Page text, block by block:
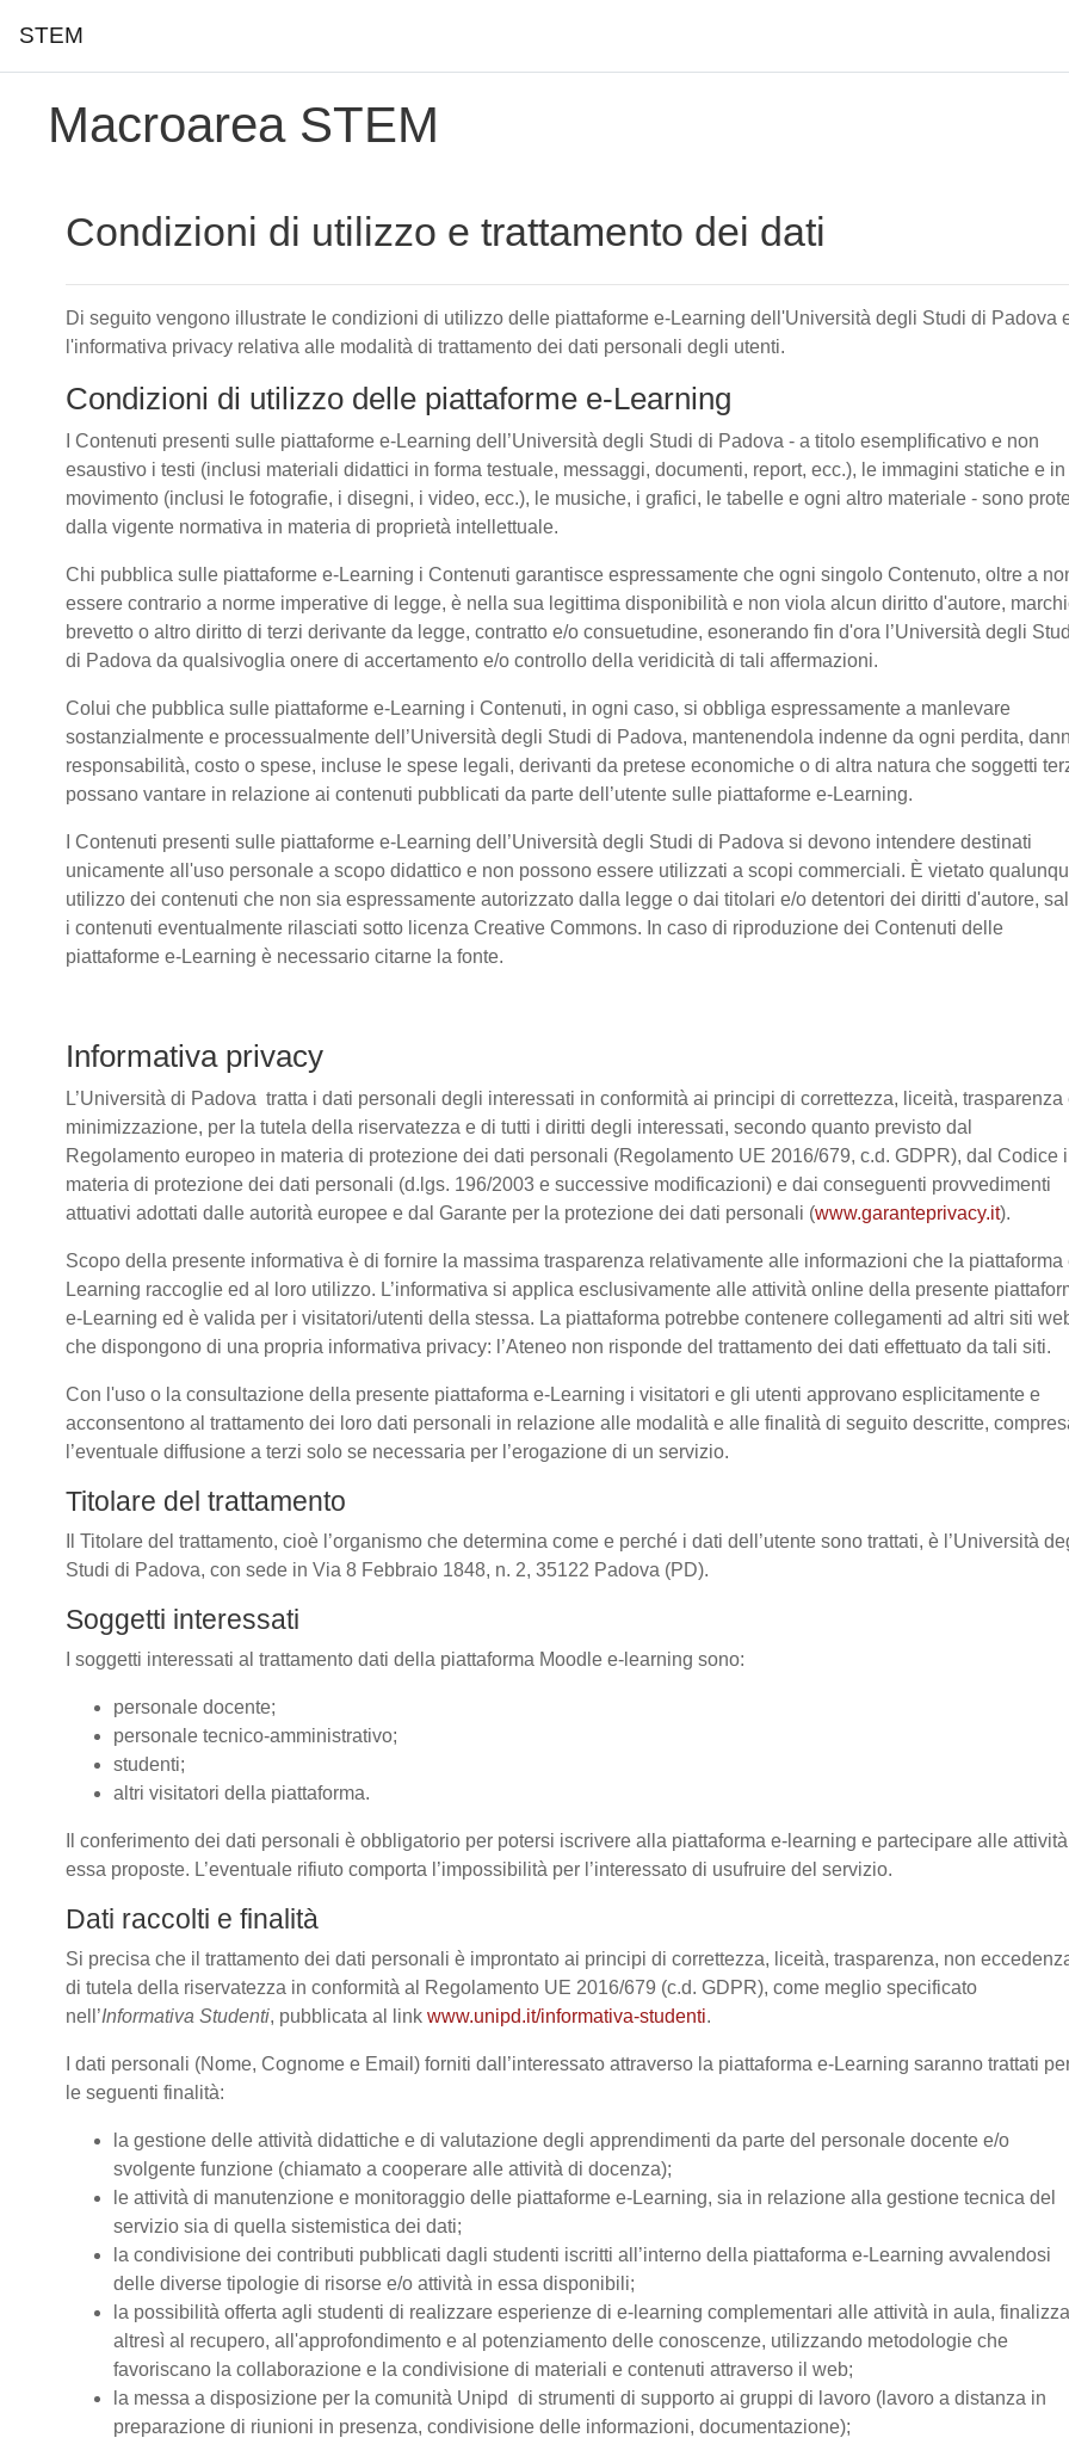
STEM
Macroarea STEM
Condizioni di utilizzo e trattamento dei dati
Di seguito vengono illustrate le condizioni di utilizzo delle piattaforme e-Learning dell'Università degli Studi di Padova
l'informativa privacy relativa alle modalità di trattamento dei dati personali degli utenti.
Condizioni di utilizzo delle piattaforme e-Learning
I Contenuti presenti sulle piattaforme e-Learning dell’Università degli Studi di Padova - a titolo esemplificativo e non
esaustivo i testi (inclusi materiali didattici in forma testuale, messaggi, documenti, report, ecc.), le immagini statiche e in
movimento (inclusi le fotografie, i disegni, i video, ecc.), le musiche, i grafici, le tabelle e ogni altro materiale - sono
dalla vigente normativa in materia di proprietà intellettuale.
Chi pubblica sulle piattaforme e-Learning i Contenuti garantisce espressamente che ogni singolo Contenuto, oltre a
essere contrario a norme imperative di legge, è nella sua legittima disponibilità e non viola alcun diritto d'autore,
brevetto o altro diritto di terzi derivante da legge, contratto e/o consuetudine, esonerando fin d'ora l’Università degli
di Padova da qualsivoglia onere di accertamento e/o controllo della veridicità di tali affermazioni.
Colui che pubblica sulle piattaforme e-Learning i Contenuti, in ogni caso, si obbliga espressamente a manlevare
sostanzialmente e processualmente dell’Università degli Studi di Padova, mantenendola indenne da ogni perdita,
responsabilità, costo o spese, incluse le spese legali, derivanti da pretese economiche o di altra natura che soggetti
possano vantare in relazione ai contenuti pubblicati da parte dell’utente sulle piattaforme e-Learning.
I Contenuti presenti sulle piattaforme e-Learning dell’Università degli Studi di Padova si devono intendere destinati
unicamente all'uso personale a scopo didattico e non possono essere utilizzati a scopi commerciali. È vietato
utilizzo dei contenuti che non sia espressamente autorizzato dalla legge o dai titolari e/o detentori dei diritti d'autore,
i contenuti eventualmente rilasciati sotto licenza Creative Commons. In caso di riproduzione dei Contenuti delle
piattaforme e-Learning è necessario citarne la fonte.
Informativa privacy
L’Università di Padova tratta i dati personali degli interessati in conformità ai principi di correttezza, liceità, trasparenza
minimizzazione, per la tutela della riservatezza e di tutti i diritti degli interessati, secondo quanto previsto dal
Regolamento europeo in materia di protezione dei dati personali (Regolamento UE 2016/679, c.d. GDPR), dal Codice
materia di protezione dei dati personali (d.lgs. 196/2003 e successive modificazioni) e dai conseguenti provvedimenti
attuativi adottati dalle autorità europee e dal Garante per la protezione dei dati personali (www.garanteprivacy.it).
Scopo della presente informativa è di fornire la massima trasparenza relativamente alle informazioni che la piattaforma
Learning raccoglie ed al loro utilizzo. L’informativa si applica esclusivamente alle attività online della presente
e-Learning ed è valida per i visitatori/utenti della stessa. La piattaforma potrebbe contenere collegamenti ad altri siti
che dispongono di una propria informativa privacy: l’Ateneo non risponde del trattamento dei dati effettuato da tali siti.
Con l'uso o la consultazione della presente piattaforma e-Learning i visitatori e gli utenti approvano esplicitamente e
acconsentono al trattamento dei loro dati personali in relazione alle modalità e alle finalità di seguito descritte,
l’eventuale diffusione a terzi solo se necessaria per l’erogazione di un servizio.
Titolare del trattamento
Il Titolare del trattamento, cioè l’organismo che determina come e perché i dati dell’utente sono trattati, è l’Università
Studi di Padova, con sede in Via 8 Febbraio 1848, n. 2, 35122 Padova (PD).
Soggetti interessati
I soggetti interessati al trattamento dati della piattaforma Moodle e-learning sono:
personale docente;
personale tecnico-amministrativo;
studenti;
altri visitatori della piattaforma.
Il conferimento dei dati personali è obbligatorio per potersi iscrivere alla piattaforma e-learning e partecipare alle
essa proposte. L’eventuale rifiuto comporta l’impossibilità per l’interessato di usufruire del servizio.
Dati raccolti e finalità
Si precisa che il trattamento dei dati personali è improntato ai principi di correttezza, liceità, trasparenza, non
di tutela della riservatezza in conformità al Regolamento UE 2016/679 (c.d. GDPR), come meglio specificato
nell’Informativa Studenti, pubblicata al link www.unipd.it/informativa-studenti.
I dati personali (Nome, Cognome e Email) forniti dall’interessato attraverso la piattaforma e-Learning saranno trattati
le seguenti finalità:
la gestione delle attività didattiche e di valutazione degli apprendimenti da parte del personale docente e/o
svolgente funzione (chiamato a cooperare alle attività di docenza);
le attività di manutenzione e monitoraggio delle piattaforme e-Learning, sia in relazione alla gestione tecnica del
servizio sia di quella sistemistica dei dati;
la condivisione dei contributi pubblicati dagli studenti iscritti all’interno della piattaforma e-Learning avvalendosi
delle diverse tipologie di risorse e/o attività in essa disponibili;
la possibilità offerta agli studenti di realizzare esperienze di e-learning complementari alle attività in aula,
altresì al recupero, all'approfondimento e al potenziamento delle conoscenze, utilizzando metodologie che
favoriscano la collaborazione e la condivisione di materiali e contenuti attraverso il web;
la messa a disposizione per la comunità Unipd di strumenti di supporto ai gruppi di lavoro (lavoro a distanza in
preparazione di riunioni in presenza, condivisione delle informazioni, documentazione);